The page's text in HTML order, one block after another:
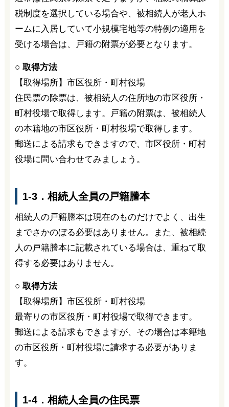
税制度を選択している場合や、被相続人が老人ホ
ームに入居していて小規模宅地等の特例の適用を
受ける場合は、戸籍の附票が必要となります。
○ 取得方法
【取得場所】市区役所・町村役場
住民票の除票は、被相続人の住所地の市区役所・
町村役場で取得します。戸籍の附票は、被相続人
の本籍地の市区役所・町村役場で取得します。
郵送による請求もできますので、市区役所・町村
役場に問い合わせてみましょう。
1-3．相続人全員の戸籍謄本
相続人の戸籍謄本は現在のものだけでよく、出生
までさかのぼる必要はありません。また、被相続
人の戸籍謄本に記載されている場合は、重ねて取
得する必要はありません。
○ 取得方法
【取得場所】市区役所・町村役場
最寄りの市区役所・町村役場で取得できます。
郵送による請求もできますが、その場合は本籍地
の市区役所・町村役場に請求する必要がありま
す。
1-4．相続人全員の住民票